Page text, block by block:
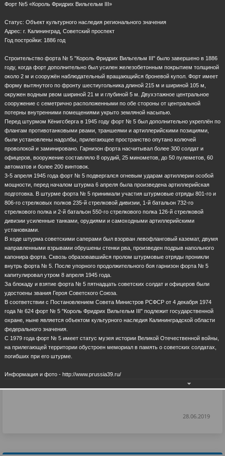
28.06.2019
Форт №5 «Король Фридрих Вильгельм III»
Статус: Объект культурного наследия регионального значения
Адрес: г. Калининград, Советский проспект
Год постройки: 1886 год
Строительство форта № 5 "Король Фридрих Вильгельм III" было завершено в 1886
году, когда форт дополнительно был усилен железобетонным покрытием толщиной
около 2 м и сооружён наблюдательный вращающийся броневой купол. Форт имеет
форму вытянутого по фронту шестиугольника длиной 215 м и шириной 105 м,
окружен водным рвом шириной 21 м и глубиной 5 м. Двухэтажное центральное
сооружение с семетрично расположенными по обе стороны от центральной
потерны внутренними помещениями укрыто земляной насыпью.
Перед штурмом Кёнигсберга в 1945 году форт № 5 был дополнительно укреплён по
флангам противотанковыми рвами, траншеями и артиллерийскими позициями,
были установлены надолбы, прилегающее пространство опутано колючей
проволокой и заминировано. Гарнизон форта насчитывал более 300 солдат и
офицеров, вооружение составляло 8 орудий, 25 минометов, до 50 пулеметов, 60
автоматов и более 200 винтовок.
3-5 апреля 1945 года форт № 5 подвергался огневым ударам артиллерии особой
мощности, перед началом штурма 6 апреля была произведена артиллерийская
подготовка. В штурме форта № 5 принимали участия штурмовые отряды 801-го и
806-го стрелковых полков 235-й стрелковой дивизии, 1-й батальон 732-го
стрелкового полка и 2-й батальон 550-го стрелкового полка 126-й стрелковой
дивизии усиленные танками, орудиями и самоходными артиллерийскими
установками.
В ходе штурма советскими саперами был взорван левофланговый каземат, двумя
направленными взрывами обрушены стенки рва, произведен подрыв напольного
капонира форта. Сквозь образовавшийся пролом штурмовые отряды проникли
внутрь форта № 5. После упорного продолжительного боя гарнизон форта № 5
капитулировал утром 8 апреля 1945 года.
За блокаду и взятие форта № 5 пятнадцать советских солдат и офицеров были
удостоены звания Героя Советского Союза.
В соответствии с Постановлением Совета Министров РСФСР от 4 декабря 1974
года № 624 форт № 5 "Король Фридрих Вильгельм III" подлежит государственной
охране, ныне является объектом культурного наследия Калининградской области
федерального значения.
С 1979 года форт № 5 имеет статус музея истории Великой Отечественной войны,
на прилегающей территории обустроен мемориал в память о советских солдатах,
погибших при его штурме.
Информация и фото - http://www.prussia39.ru/